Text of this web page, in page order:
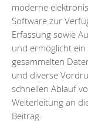
moderne
Software zur
Erfassung sowie
und ermöglicht
gesammelten
und diverse
schnellen Ablauf
Weiterleitung an
Beitrag.